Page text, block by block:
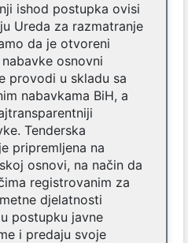
ishod postupka ovisi
Ureda za razmatranje
da je otvoreni
osnovni
provodi u skladu sa
nabavkama BiH, a
Tenderska
pripremljena na
osnovi, na način da
registrovanim za
djelatnosti
postupku javne
i predaju svoje